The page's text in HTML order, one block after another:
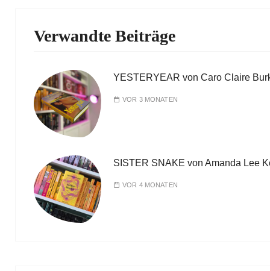
Verwandte Beiträge
YESTERYEAR von Caro Claire
VOR 3 MONATEN
SISTER SNAKE von Amanda Lee
VOR 4 MONATEN